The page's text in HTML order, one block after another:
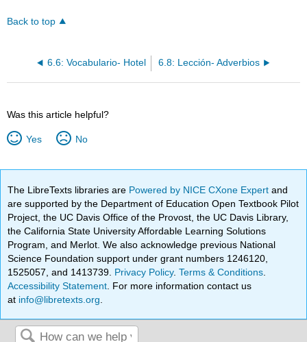
Back to top
6.6: Vocabulario- Hotel 6.8: Lección- Adverbios
Was this article helpful?
Yes No
The LibreTexts libraries are Powered by NICE CXone Expertand
are supported by the Department of Education Open Textbook Pilot
Project, the UC Davis Office of the Provost, the UC Davis Library,
the California State University Affordable Learning Solutions
Program, and Merlot. We also acknowledge previous National
Science Foundation support under grant numbers 1246120,
1525057, and 1413739. Privacy Policy.Terms & Conditions
Accessibility Statement . For more information contact us
at info@libretexts.org